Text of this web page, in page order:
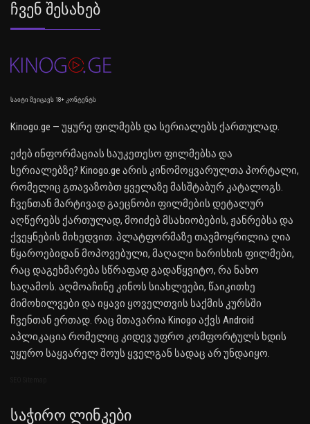
Ჩვენ Შესახებ
საიტი შეიცავს 18+ კონტენტს
Kinogo.ge — უყურე ფილმებს და სერიალებს ქართულად.
ეძებ ინფორმაციას საუკეთესო ფილმებსა და
სერიალებზე? Kinogo.ge არის კინომოყვარულთა პორტალი,
რომელიც გთავაზობთ ყველაზე მასშტაბურ კატალოგს.
ჩვენთან მარტივად გაეცნობი ფილმების დეტალურ
აღწერებს ქართულად, მოიძებ მსახიობების, ჟანრებსა და
ქვეყნების მიხედვით. პლატფორმაზე თავმოყრილია ღია
წყაროებიდან მოპოვებული, მაღალი ხარისხის ფილმები,
რაც დაგეხმარება სწრაფად გადაწყვიტო, რა ნახო
საღამოს. აღმოაჩინე კინოს სიახლეები, წაიკითხე
მიმოხილვები და იყავი ყოველთვის საქმის კურსში
ჩვენთან ერთად. რაც მთავარია Kinogo აქვს Android
აპლიკაცია რომელიც კიდევ უფრო კომფორტულს ხდის
უყურო საყვარელ შოუს ყველგან სადაც არ უნდაიყო.
Საჭირო Ლინკები